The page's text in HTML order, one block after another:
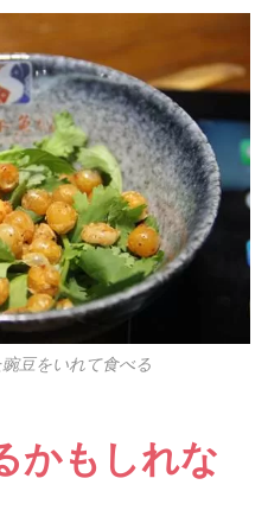
豆をいれて食べる
かもしれな